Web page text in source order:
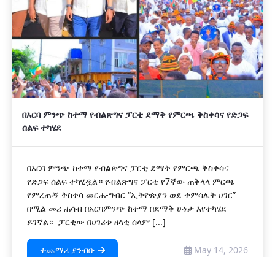
በአርባ ምንጭ ከተማ የብልጽግና ፓርቲ ደማቅ የምርጫ ቅስቀሳና የድጋፍ
ሰልፍ ተካሄደ
በአርባ ምንጭ ከተማ የብልጽግና ፓርቲ ደማቅ የምርጫ ቅስቀሳና
የድጋፍ ሰልፍ ተካሂዷል። የብልጽግና ፓርቲ የ7ኛው ጠቅላላ ምርጫ
የምረጡኝ ቅስቀሳ መርሐ-ግብር “ኢትዮጵያን ወደ ተምሳሌት ሀገር”
በሚል መሪ ሐሳብ በአርባምንጭ ከተማ በደማቅ ሁነታ እየተካሄደ
ይገኛል። ፓርቲው በሀገሪቱ ዘላቂ ሰላም [...]
ተጨማሪ ያንብቡ May 14, 2026